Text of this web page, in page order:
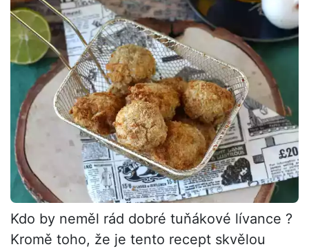
Kdo by neměl rád dobré tuňákové lívance ?
Kromě toho, že je tento recept skvělou